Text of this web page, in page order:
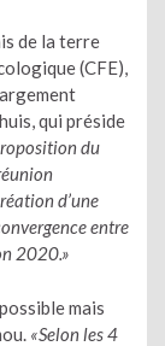
de la terre
(CFE),
qui préside
du
d’une
entre
2020.»
mais
«Selon les 4